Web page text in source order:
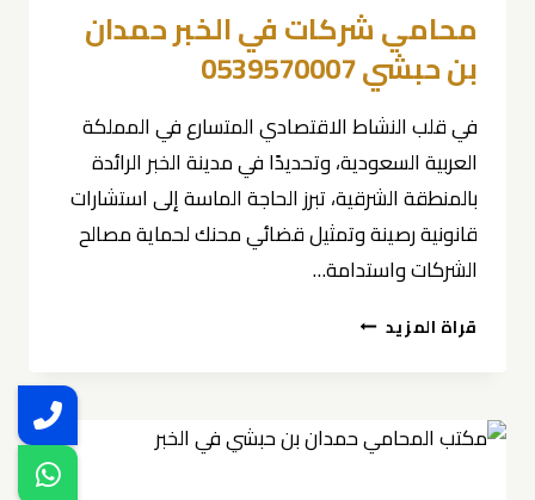
محامي شركات في الخبر حمدان
بن حبشي 0539570007
في قلب النشاط الاقتصادي المتسارع في المملكة
العربية السعودية، وتحديدًا في مدينة الخبر الرائدة
بالمنطقة الشرقية، تبرز الحاجة الماسة إلى استشارات
قانونية رصينة وتمثيل قضائي محنك لحماية مصالح
الشركات واستدامة…
قراة المزيد محامي
حمدان
بن